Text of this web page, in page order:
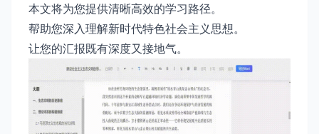
本文将为您提供清晰高效的学习路径。
帮助您深入理解新时代特色社会主义思想。
让您的汇报既有深度又接地气。